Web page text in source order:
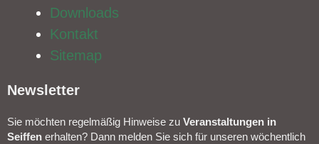
Downloads
Kontakt
Sitemap
Newsletter​
Sie möchten regelmäßig Hinweise zu Veranstal­tungen in
Seiffen erhalten? Dann melden Sie sich für unseren wöchentlich